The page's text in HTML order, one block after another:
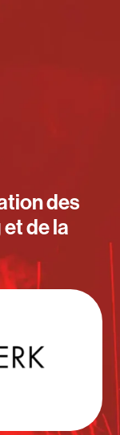
des
de la